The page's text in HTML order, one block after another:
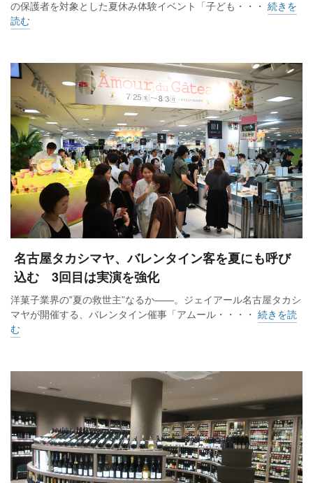
の保護者を対象とした夏休み体験イベント「子ども・・・ 続きを
読む
名古屋タカシマヤ、バレンタイン客を夏にも呼び
込む 3回目は実演を強化
洋菓子業界の‟夏の救世主”なるか――。ジェイアール名古屋タカシ
マヤが開催する、バレンタイン催事「アムール・・・・ 続きを読
む